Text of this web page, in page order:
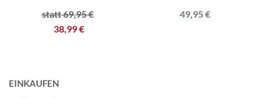
statt 69,95 €
38,99 €
49,95 €
EINKAUFEN